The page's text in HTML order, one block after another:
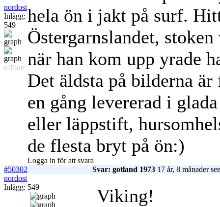
nordost
Inlägg:
549
offline
hela ön i jakt på surf.
Östergarnslandet,
när han kom upp yrade
Det äldsta på bilderna
en gång levererad i
eller läppstift,
de flesta bryt på ön:)
Logga in för att svara
#50302
Svar: gotland 1973 17 år, 8 månader
nordost
Inlägg: 549
Viking!